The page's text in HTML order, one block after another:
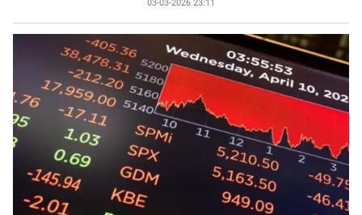
03-03-2026 23:11